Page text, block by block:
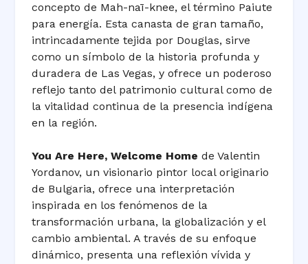
concepto de Mah-naī-knee, el término Paiute
para energía. Esta canasta de gran tamaño,
intrincadamente tejida por Douglas, sirve
como un símbolo de la historia profunda y
duradera de Las Vegas, y ofrece un poderoso
reflejo tanto del patrimonio cultural como de
la vitalidad continua de la presencia indígena
en la región.
You Are Here, Welcome Home de Valentin
Yordanov, un visionario pintor local originario
de Bulgaria, ofrece una interpretación
inspirada en los fenómenos de la
transformación urbana, la globalización y el
cambio ambiental. A través de su enfoque
dinámico, presenta una reflexión vívida y